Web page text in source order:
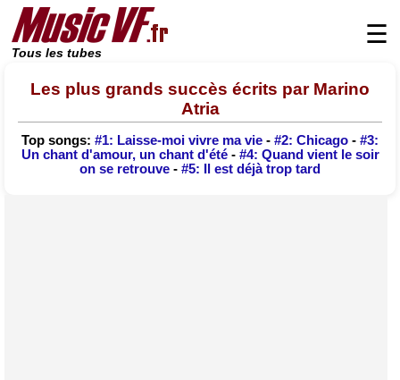
Tous les tubes
☰
Les plus grands succès écrits par Marino
Atria
Top songs: #1: Laisse-moi vivre ma vie - #2: Chicago - #3:
Un chant d'amour, un chant d'été- #4: Quand vient le soir
on se retrouve - #5: Il est déjà trop tard